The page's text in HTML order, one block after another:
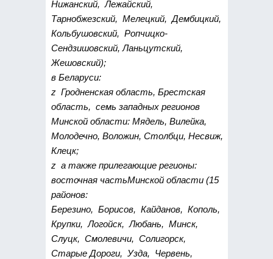
Нижанский, Лежайский,
Тарнобжезский, Мелецкий, Дембицкий,
Кольбушовский, Ропчицко-
Сендзишовский, Ланьцутский,
Жешовский);
в Беларуси:
z Гродненская область, Брестская
область, семь западных регионов
Минской области: Мядель, Вилейка,
Молодечно, Воложин, Столбци, Несвиж,
Клецк;
z а также прилегающие регионы:
восточная частьМинской области (15
районов:
Березино, Борисов, Кайданов, Кополь,
Крупки, Логойск, Любань, Минск,
Слуцк, Смолевичи, Солигорск,
Старые Дороги, Узда, Червень,